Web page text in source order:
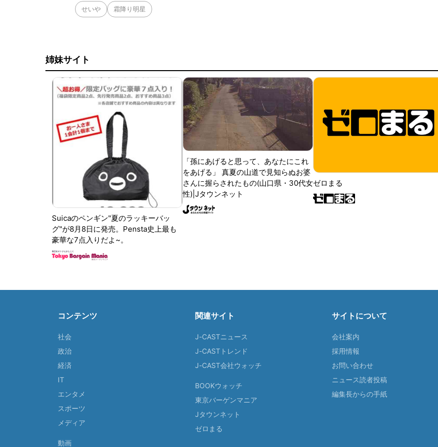
せいや 霜降り明星
姉妹サイト
Suicaのペンギン"夏のラッキーバッ
グ"が8月8日に発売。Pensta史上最も
豪華な7点入りだよ~。
「孫にあげると思って、あなたにこれ
をあげる」 真夏の山道で見知らぬお婆
さんに握らされたもの(山口県・30代女
性)|Jタウンネット
ゼロまる
コンテンツ
社会
政治
経済
IT
エンタメ
スポーツ
メディア
動画
関連サイト
J-CASTニュース
J-CASTトレンド
J-CAST会社ウォッチ
BOOKウォッチ
東京バーゲンマニア
Jタウンネット
ゼロまる
サイトについて
会社案内
採用情報
お問い合わせ
ニュース読者投稿
編集長からの手紙